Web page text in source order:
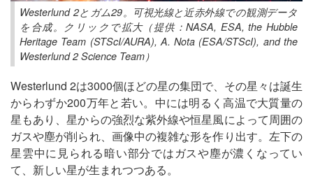
Westerlund 2とガム29。可視光線と近赤外線での観測データ
を合成。クリックで拡大（提供：NASA, ESA, the Hubble
Heritage Team (STScI/AURA), A. Nota (ESA/STScI), and the
Westerlund 2 Science Team）
Westerlund 2は3000個ほどの星の集団で、その星々は誕生
からわずか200万年と若い。中には明るく高温で大質量の
星もあり、星からの強烈な紫外線や恒星風によって周囲の
ガスや塵が削られ、画像中の複雑な形を作り出す。左下の
星雲中に見られる暗い部分ではガスや塵が濃くなってい
て、新しい星が生まれつつある。